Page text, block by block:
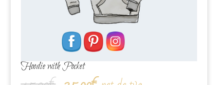
Hoodie with Pocket